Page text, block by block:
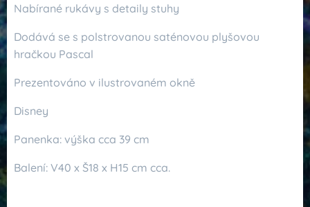
Nabírané rukávy s detaily stuhy
Dodává se s polstrovanou saténovou plyšovou
hračkou Pascal
Prezentováno v ilustrovaném okně
Disney
Panenka: výška cca 39 cm
Balení: V40 x Š18 x H15 cm cca.